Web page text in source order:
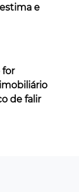
e
for
de falir